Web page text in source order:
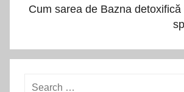
Cum sarea de Bazna
Search